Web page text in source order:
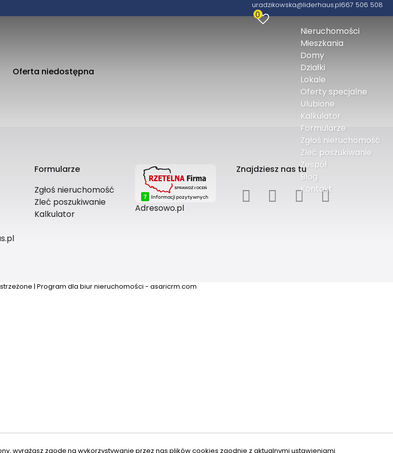
uradzikowska@liderhaus.pl667 506 508
0
Nieruchomości
Mieszkania
Domy
Działki
Lokale
Oferty specjalne
Ulubione
Kalkulator
Formularze
Zgłoś nieruchomość
Zleć poszukiwanie
Zespół
Blog
Kontakt
Oferta niedostępna
Formularze
Zgłoś nieruchomość
Zleć poszukiwanie
Kalkulator
Adresowo.pl
Znajdziesz nas tu
| Program dla biur nieruchomości - asaricrm.com
wyrażasz zgodę na wykorzystywanie przez nas plików cookies zgodnie z aktualnymi ustawieniami